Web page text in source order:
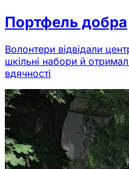
Портфель добра
Волонтери відвідали
шкільні набори й
вдячності